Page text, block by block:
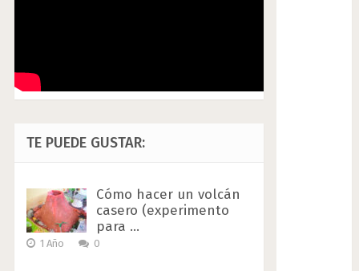
TE PUEDE GUSTAR:
Cómo hacer un volcán
casero (experimento
para …
1 Año 0